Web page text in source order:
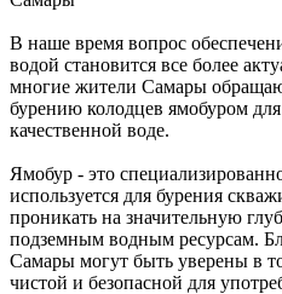
В наше время вопрос
водой становится все более
многие жители Самары
бурению колодцев ямобуром
качественной воде.
Ямобур - это
используется для бурения
проникать на значительную
подземным водным ресурсам.
Самары могут быть уверены в
чистой и безопасной для